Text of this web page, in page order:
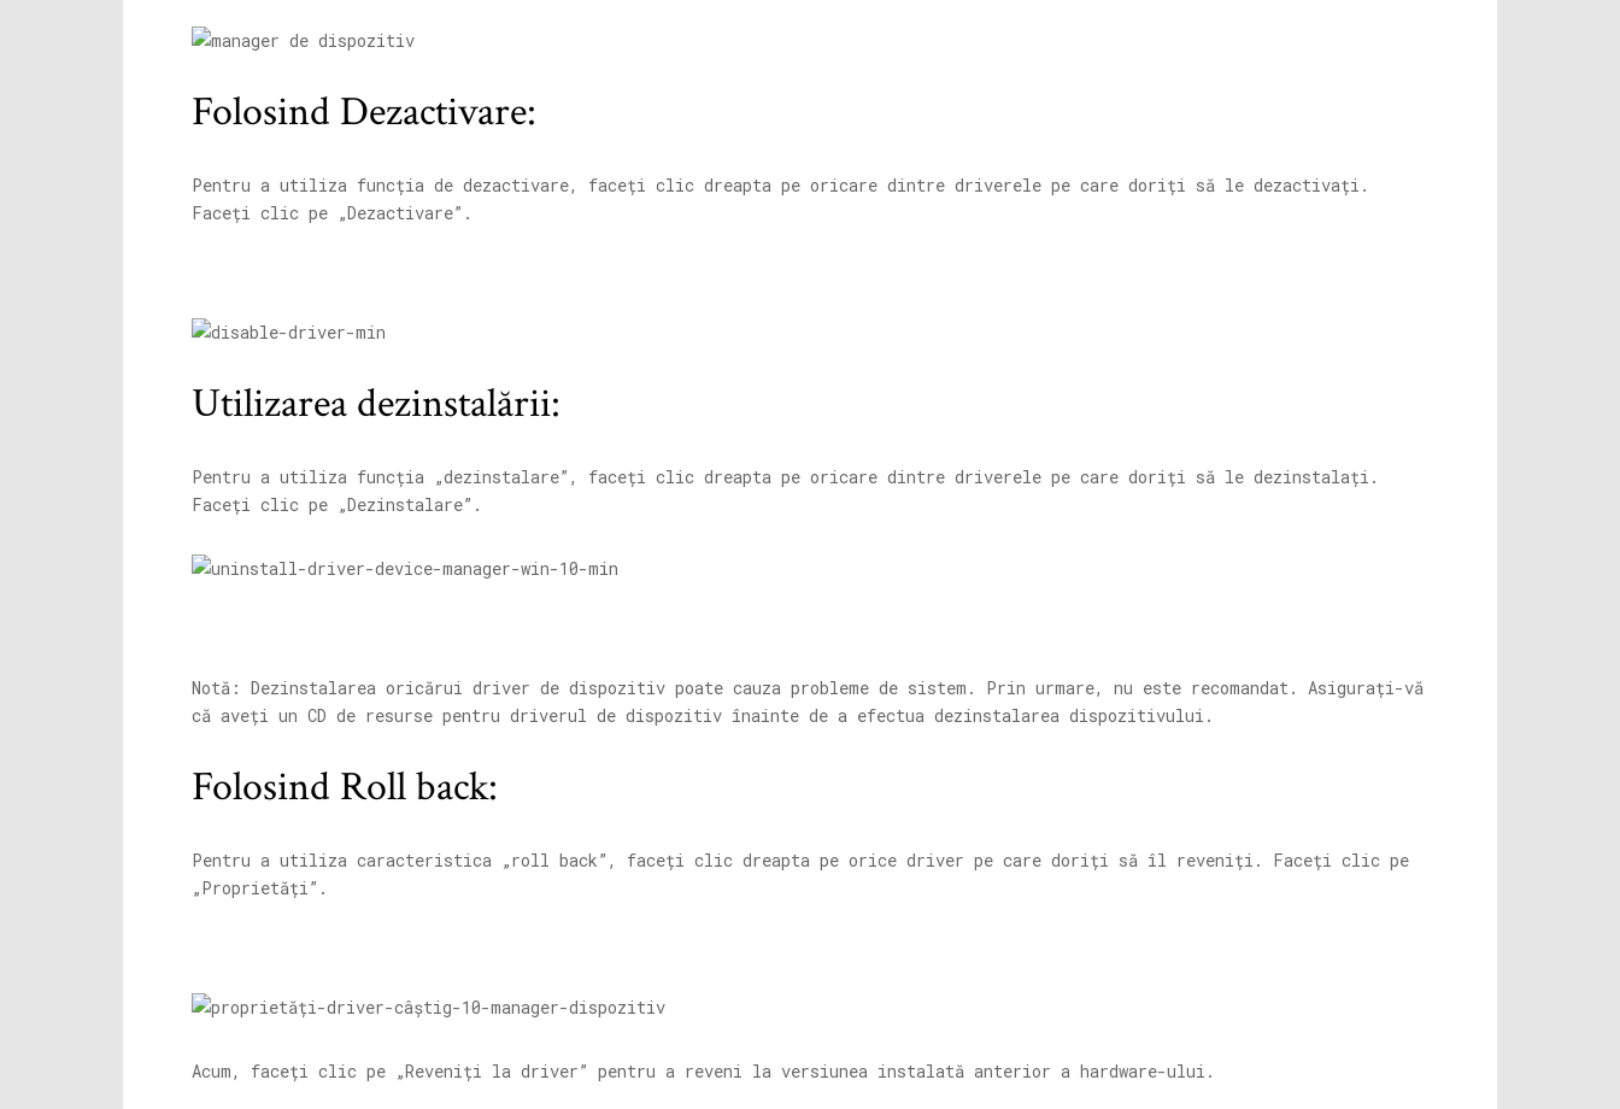
Folosind Dezactivare:
Pentru a utiliza funcția de dezactivare, faceți clic dreapta pe oricare dintre driverele pe care doriți să le dezactivați.
Faceți clic pe „Dezactivare”.
Utilizarea dezinstalării:
Pentru a utiliza funcția „dezinstalare”, faceți clic dreapta pe oricare dintre driverele pe care doriți să le dezinstalați.
Faceți clic pe „Dezinstalare”.
Notă: Dezinstalarea oricărui driver de dispozitiv poate cauza probleme de sistem. Prin urmare, nu este recomandat. Asigurați-vă
că aveți un CD de resurse pentru driverul de dispozitiv înainte de a efectua dezinstalarea dispozitivului.
Folosind Roll back:
Pentru a utiliza caracteristica „roll back”, faceți clic dreapta pe orice driver pe care doriți să îl reveniți. Faceți clic pe
„Proprietăți”.
Acum, faceți clic pe „Reveniți la driver” pentru a reveni la versiunea instalată anterior a hardware-ului.